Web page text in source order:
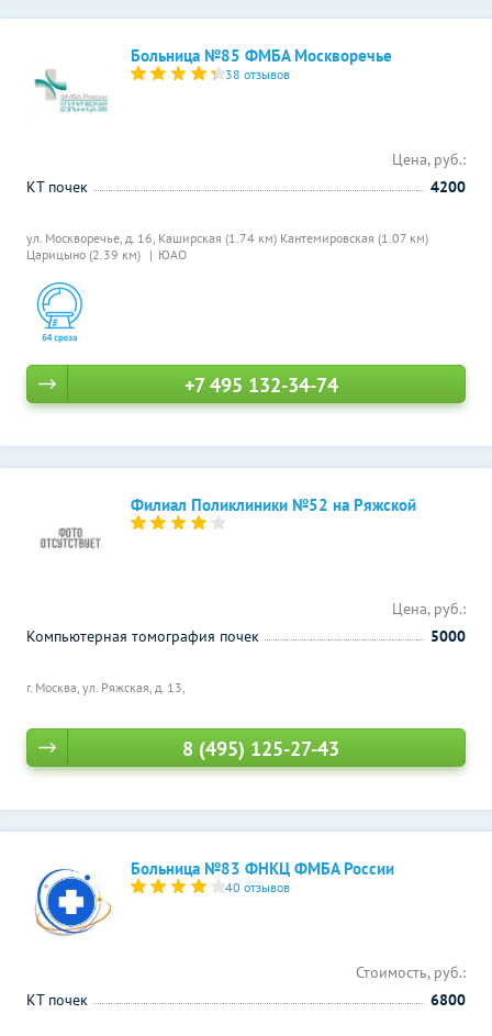
Больница №85 ФМБА Москворечье
38 отзывов
ул. Москворечье, д. 16, Каширская (1.74 км) Кантемировская (1.07 км)
Царицыно (2.39 км)
ЮАО
Цена, руб.:
КТ почек
4200
+7 495 132-34-74
Филиал Поликлиники №52 на Ряжской
г. Москва, ул. Ряжская, д. 13,
Цена, руб.:
Компьютерная томография почек
5000
8 (495) 125-27-43
Больница №83 ФНКЦ ФМБА России
40 отзывов
Стоимость, руб.:
КТ почек
6800